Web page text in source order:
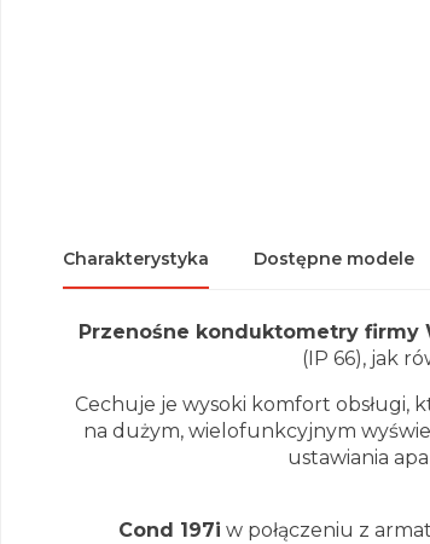
Charakterystyka Dostępne modele
Przenośne konduktometry firmy
(IP 66), jak
Cechuje je wysoki komfort
na dużym, wielofunkcyjnym
ustawiania
Cond 197i w połączeniu z